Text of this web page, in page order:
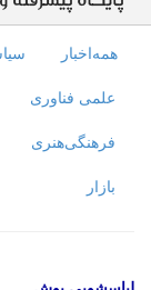
همه‌اخبار
علمی فناوری
فرهنگی‌هنری
بازار